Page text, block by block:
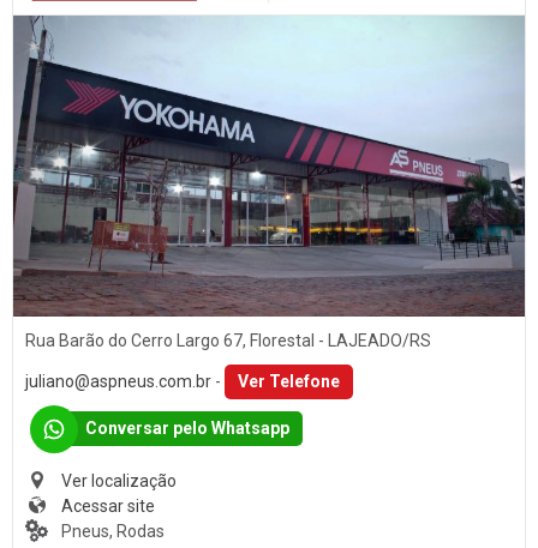
Rua Barão do Cerro Largo 67, Florestal - LAJEADO/RS
juliano@aspneus.com.br - Ver Telefone
Conversar pelo Whatsapp
Ver localização
Acessar site
Pneus, Rodas